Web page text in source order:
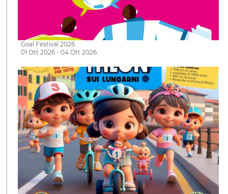
Goal Festival 2026
01 Ott 2026 - 04 Ott 2026